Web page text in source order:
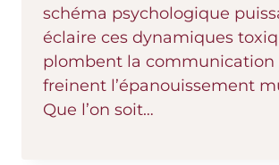
schéma psychologique
éclaire ces dynamiques
plombent la communication
freinent l’épanouissement
Que l’on soit…